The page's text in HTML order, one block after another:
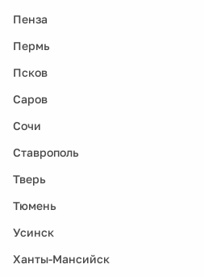
Пенза
Пермь
Псков
Саров
Сочи
Ставрополь
Тверь
Тюмень
Усинск
Ханты-Мансийск